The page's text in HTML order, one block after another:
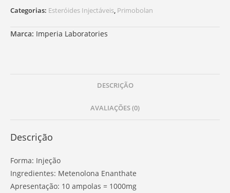
Categorias: Esteróides Injectáveis, Primobolan
Marca: Imperia Laboratories
DESCRIÇÃO
AVALIAÇÕES (0)
Descrição
Forma: Injeção
Ingredientes: Metenolona Enanthate
Apresentação: 10 ampolas = 1000mg